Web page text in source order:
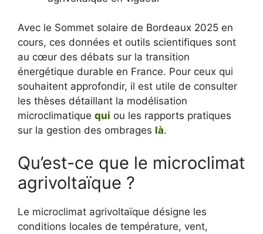
Avec le Sommet solaire de Bordeaux 2025 en
cours, ces données et outils scientifiques sont
au cœur des débats sur la transition
énergétique durable en France. Pour ceux qui
souhaitent approfondir, il est utile de consulter
les thèses détaillant la modélisation
microclimatique qui ou les rapports pratiques
sur la gestion des ombrages là.
Qu’est-ce que le microclimat
agrivoltaïque ?
Le microclimat agrivoltaïque désigne les
conditions locales de température, vent,